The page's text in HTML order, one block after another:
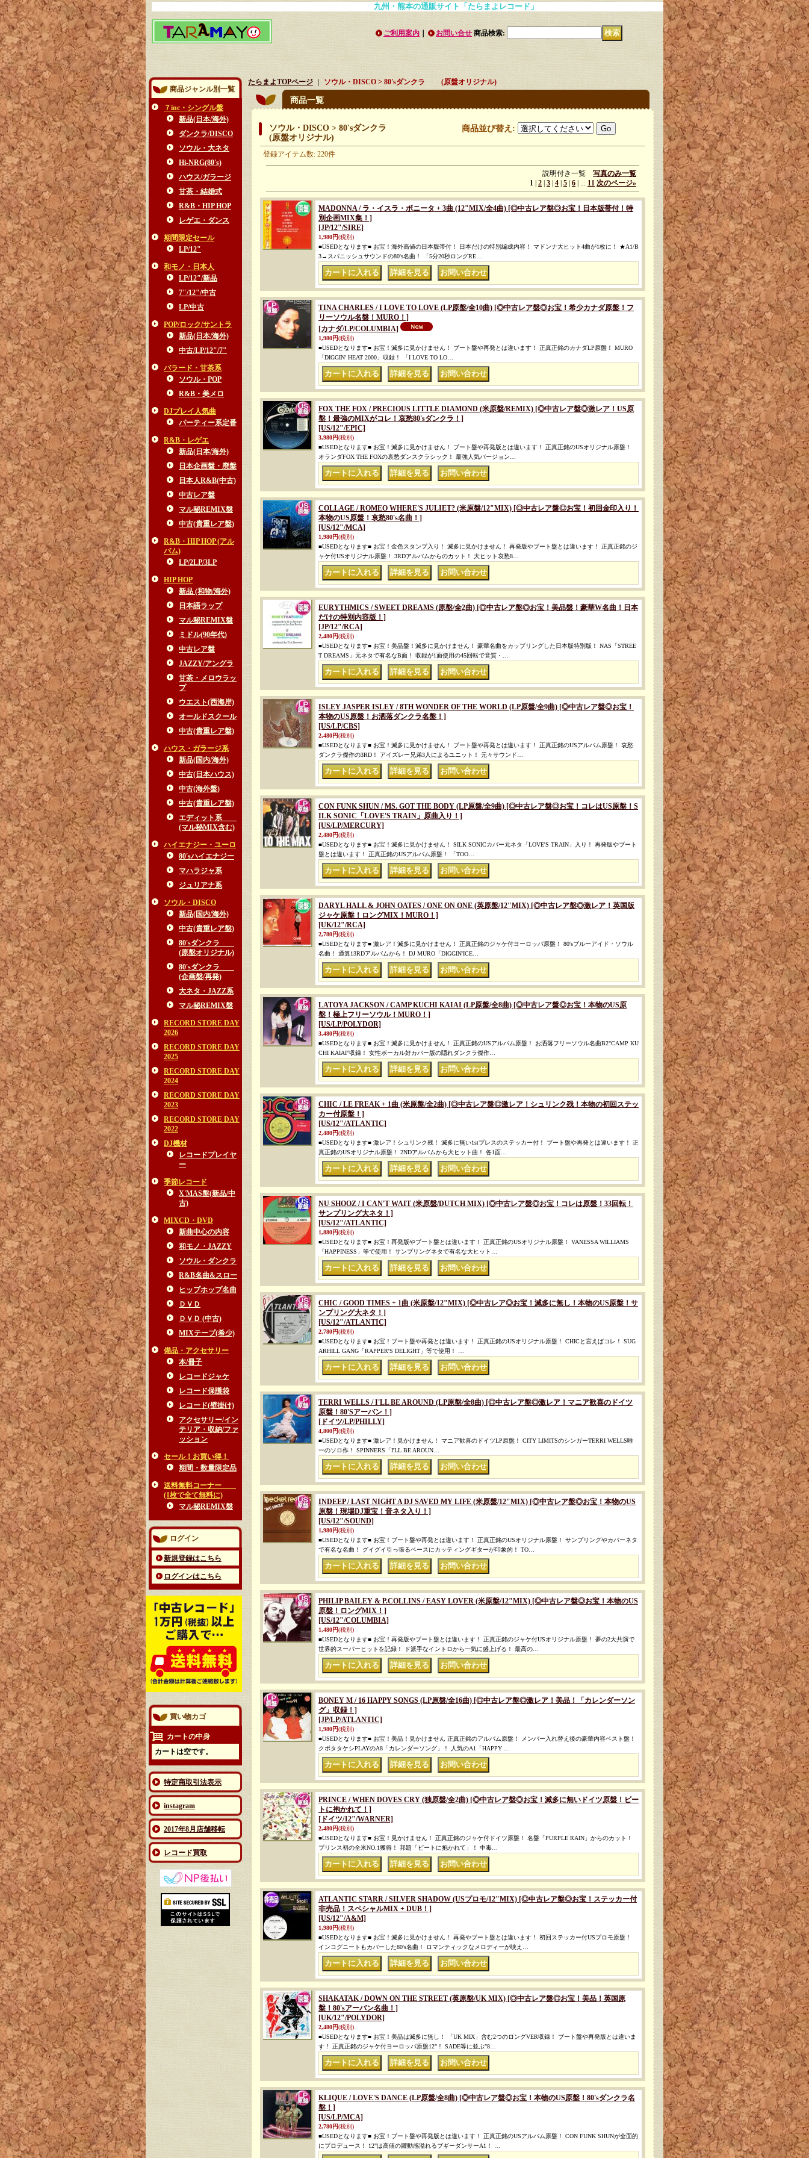
九州・熊本の通販サイト「たらまよレコード」
ご利用案内 お問い合せ 商品検索:
商品ジャンル別一覧
７inc・シングル盤
新品(日本/海外)
ダンクラ/DISCO
ソウル・大ネタ
Hi-NRG(80's)
ハウス/ガラージ
甘茶・結婚式
R&B・HIP HOP
レゲエ・ダンス
期間限定セール
LP/12"
和モノ・日本人
LP/12"/新品
7"/12"/中古
LP/中古
POP/ロック/サントラ
新品(日本/海外)
中古/LP/12"/7"
バラード・甘茶系
ソウル・POP
R&B・美メロ
DJプレイ人気曲
パーティー系定番
R&B・レゲエ
新品(日本/海外)
日本企画盤・廃盤
日本人R&B(中古)
中古レア盤
マル秘REMIX盤
中古(貴重レア盤)
R&B・HIP HOP (アル
バム)
LP/2LP/3LP
HIP HOP
新品 (和物/海外)
日本語ラップ
マル秘REMIX盤
ミドル(90年代)
中古レア盤
JAZZY/アングラ
甘茶・メロウラッ
プ
ウエスト(西海岸)
オールドスクール
中古(貴重レア盤)
ハウス・ガラージ系
新品(国内/海外)
中古(日本ハウス)
中古(海外盤)
中古(貴重レア盤)
エディット系
(マル秘MIX含む)
ハイエナジー・ユーロ
80'sハイエナジー
マハラジャ系
ジュリアナ系
ソウル・DISCO
新品(国内/海外)
中古(貴重レア盤)
80'sダンクラ
(原盤オリジナル)
80'sダンクラ
(企画盤/再発)
大ネタ・JAZZ系
マル秘REMIX盤
RECORD STORE DAY
2026
RECORD STORE DAY
2025
RECORD STORE DAY
2024
RECORD STORE DAY
2023
RECORD STORE DAY
2022
DJ機材
レコードプレイヤ
ー
季節レコード
X'MAS盤(新品/中
古)
MIXCD・DVD
新曲中心の内容
和モノ・JAZZY
ソウル・ダンクラ
R&B名曲&スロー
ヒップホップ名曲
ＤＶＤ
ＤＶＤ (中古)
MIXテープ(希少)
備品・アクセサリー
本/冊子
レコードジャケ
レコード保護袋
レコード(壁掛け)
アクセサリー/イン
テリア・収納/ファ
ッション
セール！お買い得！
期間・数量限定品
送料無料コーナー
(1枚で全て無料に)
マル秘REMIX盤
ログイン
新規登録はこちら
ログインはこちら
買い物カゴ
カートの中身
カートは空です。
特定商取引法表示
instagram
2017年8月店舗移転
レコード買取
たらまよTOPページ｜ ソウル・DISCO > 80'sダンクラ (原盤オリジナル)
商品一覧
ソウル・DISCO > 80'sダンクラ
(原盤オリジナル)
商品並び替え :
登録アイテム数: 220件
説明付き一覧 写真のみ一覧
1 2 3 4 5 6 ... 11 次のページ»
MADONNA / ラ・イスラ・ボニータ + 3曲 (12"MIX/全4曲) [◎中古レア盤◎お宝！日本版帯付！特
別企画MIX集！]
[JP/12"/SIRE]
1,980円(税別)
■USEDとなります■ お宝！海外高値の日本版帯付！ 日本だけの特別編成内容！ マドンナ大ヒット4曲が1枚に！ ★A1/B
3→スパニッシュサウンドの80's名曲！ 「5分20秒ロングRE…
TINA CHARLES / I LOVE TO LOVE (LP原盤/全10曲) [◎中古レア盤◎お宝！希少カナダ原盤！フ
リーソウル名盤！MURO！]
[カナダ/LP/COLUMBIA]
1,980円(税別)
■USEDとなります■ お宝！滅多に見かけません！ ブート盤や再発とは違います！ 正真正銘のカナダLP原盤！ MURO
「DIGGIN' HEAT 2000」収録！ 「I LOVE TO LO…
FOX THE FOX / PRECIOUS LITTLE DIAMOND (米原盤/REMIX) [◎中古レア盤◎激レア！US原
盤！最強のMIXがコレ！哀愁80'sダンクラ！]
[US/12"/EPIC]
3,980円(税別)
■USEDとなります■ お宝！滅多に見かけません！ ブート盤や再発版とは違います！ 正真正銘のUSオリジナル原盤！
オランダFOX THE FOXの哀愁ダンスクラシック！ 最強人気バージョン…
COLLAGE / ROMEO WHERE'S JULIET? (米原盤/12"MIX) [◎中古レア盤◎お宝！初回金印入り！
本物のUS原盤！哀愁80's名曲！]
[US/12"/MCA]
1,980円(税別)
■USEDとなります■ お宝！金色スタンプ入り！ 滅多に見かけません！ 再発版やブート盤とは違います！ 正真正銘のジ
ャケ付USオリジナル原盤！ 3RDアルバムからのカット！ 大ヒット哀愁8…
EURYTHMICS / SWEET DREAMS (原盤/全2曲) [◎中古レア盤◎お宝！美品盤！豪華W名曲！日本
だけの特別内容版！]
[JP/12"/RCA]
2,480円(税別)
■USEDとなります■ お宝！美品盤！滅多に見かけません！ 豪華名曲をカップリングした日本版特別版！ NAS「STREE
T DREAMS」元ネタで有名なB面！ 収録が1面使用の45回転で音質・…
ISLEY JASPER ISLEY / 8TH WONDER OF THE WORLD (LP原盤/全9曲) [◎中古レア盤◎お宝！
本物のUS原盤！お洒落ダンクラ名盤！]
[US/LP/CBS]
2,480円(税別)
■USEDとなります■ お宝！滅多に見かけません！ ブート盤や再発とは違います！ 正真正銘のUSアルバム原盤！ 哀愁
ダンクラ傑作の3RD！ アイズレー兄弟3人によるユニット！ 元々サウンド…
CON FUNK SHUN / MS. GOT THE BODY (LP原盤/全9曲) [◎中古レア盤◎お宝！コレはUS原盤！S
ILK SONIC「LOVE'S TRAIN」原曲入り！]
[US/LP/MERCURY]
2,480円(税別)
■USEDとなります■ お宝！滅多に見かけません！ SILK SONICカバー元ネタ「LOVE'S TRAIN」入り！ 再発版やブート
盤とは違います！ 正真正銘のUSアルバム原盤！ 「TOO…
DARYL HALL & JOHN OATES / ONE ON ONE (英原盤/12"MIX) [◎中古レア盤◎激レア！英国版
ジャケ原盤！ロングMIX！MURO！]
[UK/12"/RCA]
2,780円(税別)
■USEDとなります■ 激レア！滅多に見かけません！ 正真正銘のジャケ付ヨーロッパ原盤！ 80'sブルーアイド・ソウル
名曲！ 通算13RDアルバムから！ DJ MURO「DIGGIN'ICE…
LATOYA JACKSON / CAMP KUCHI KAIAI (LP原盤/全8曲) [◎中古レア盤◎お宝！本物のUS原
盤！極上フリーソウル！MURO！]
[US/LP/POLYDOR]
3,480円(税別)
■USEDとなります■ お宝！滅多に見かけません！ 正真正銘のUSアルバム原盤！ お洒落フリーソウル名曲B2"CAMP KU
CHI KAIAI"収録！ 女性ボーカル好カバー版の隠れダンクラ傑作…
CHIC / LE FREAK + 1曲 (米原盤/全2曲) [◎中古レア盤◎激レア！シュリンク残！本物の初回ステッ
カー付原盤！]
[US/12"/ATLANTIC]
2,480円(税別)
■USEDとなります■ 激レア！シュリンク残！ 滅多に無い1stプレスのステッカー付！ ブート盤や再発とは違います！ 正
真正銘のUSオリジナル原盤！ 2NDアルバムから大ヒット曲！ 各1面…
NU SHOOZ / I CAN'T WAIT (米原盤/DUTCH MIX) [◎中古レア盤◎お宝！コレは原盤！33回転！
サンプリング大ネタ！]
[US/12"/ATLANTIC]
1,880円(税別)
■USEDとなります■ お宝！再発版やブート盤とは違います！ 正真正銘のUSオリジナル原盤！ VANESSA WILLIAMS
「HAPPINESS」等で使用！ サンプリングネタで有名な大ヒット…
CHIC / GOOD TIMES + 1曲 (米原盤/12"MIX) [◎中古レア◎お宝！滅多に無し！本物のUS原盤！サ
ンプリング大ネタ！]
[US/12"/ATLANTIC]
2,780円(税別)
■USEDとなります■ お宝！ブート盤や再発とは違います！ 正真正銘のUSオリジナル原盤！ CHICと言えばコレ！ SUG
ARHILL GANG「RAPPER'S DELIGHT」等で使用！ …
TERRI WELLS / I'LL BE AROUND (LP原盤/全8曲) [◎中古レア盤◎激レア！マニア歓喜のドイツ
原盤！80'Sアーバン！]
[ドイツ/LP/PHILLY]
4,800円(税別)
■USEDとなります■ 激レア！見かけません！ マニア歓喜のドイツLP原盤！ CITY LIMITSのシンガーTERRI WELLS唯
一のソロ作！ SPINNERS「I'LL BE AROUN…
INDEEP / LAST NIGHT A DJ SAVED MY LIFE (米原盤/12"MIX) [◎中古レア盤◎お宝！本物のUS
原盤！現場DJ重宝！音ネタ入り！]
[US/12"/SOUND]
1,980円(税別)
■USEDとなります■ お宝！ブート盤や再発とは違います！ 正真正銘のUSオリジナル原盤！ サンプリングやカバーネタ
で有名な名曲！ グイグイ引っ張るベースにカッティングギターが印象的！ TO…
PHILIP BAILEY & P.COLLINS / EASY LOVER (米原盤/12"MIX) [◎中古レア盤◎お宝！本物のUS
原盤！ロングMIX！]
[US/12"/COLUMBIA]
1,480円(税別)
■USEDとなります■ お宝！再発版やブート盤とは違います！ 正真正銘のジャケ付USオリジナル原盤！ 夢の2大共演で
世界的スーパーヒットを記録！ ド派手なイントロから一気に盛上げる！ 最高の…
BONEY M / 16 HAPPY SONGS (LP原盤/全16曲) [◎中古レア盤◎激レア！美品！「カレンダーソン
グ」収録！]
[JP/LP/ATLANTIC]
1,980円(税別)
■USEDとなります■ お宝！美品！見かけません 正真正銘のアルバム原盤！ メンバー入れ替え後の豪華内容ベスト盤！
クボタタケシPLAYのA8「カレンダーソング」！ 人気のA1「HAPPY …
PRINCE / WHEN DOVES CRY (独原盤/全2曲) [◎中古レア盤◎お宝！滅多に無いドイツ原盤！ビー
トに抱かれて！]
[ドイツ/12"/WARNER]
2,480円(税別)
■USEDとなります■ お宝！見かけません！ 正真正銘のジャケ付ドイツ原盤！ 名盤「PURPLE RAIN」からのカット！
プリンス初の全米NO.1獲得！ 邦題「ビートに抱かれて」！ 中毒…
ATLANTIC STARR / SILVER SHADOW (USプロモ/12"MIX) [◎中古レア盤◎お宝！ステッカー付
非売品！スペシャルMIX + DUB！]
[US/12"/A&M]
1,980円(税別)
■USEDとなります■ お宝！滅多に見かけません！ 再発やブート盤とは違います！ 初回ステッカー付USプロモ原盤！
インコグニートもカバーした80's名曲！ ロマンティックなメロディーが映え…
SHAKATAK / DOWN ON THE STREET (英原盤/UK MIX) [◎中古レア盤◎お宝！美品！英国原
盤！80'sアーバン名曲！]
[UK/12"/POLYDOR]
2,480円(税別)
■USEDとなります■ お宝！美品は滅多に無し！ 「UK MIX」含む2つのロングVER収録！ ブート盤や再発版とは違いま
す！ 正真正銘のジャケ付ヨーロッパ原盤12"！ SADE等に並ぶ"8…
KLIQUE / LOVE'S DANCE (LP原盤/全8曲) [◎中古レア盤◎お宝！本物のUS原盤！80'sダンクラ名
盤！]
[US/LP/MCA]
2,780円(税別)
■USEDとなります■ お宝！ブート盤や再発版とは違います！ 正真正銘のUSアルバム原盤！ CON FUNK SHUNが全面的
にプロデュース！ 12"は高値の躍動感溢れるブギーダンサーA1！ …